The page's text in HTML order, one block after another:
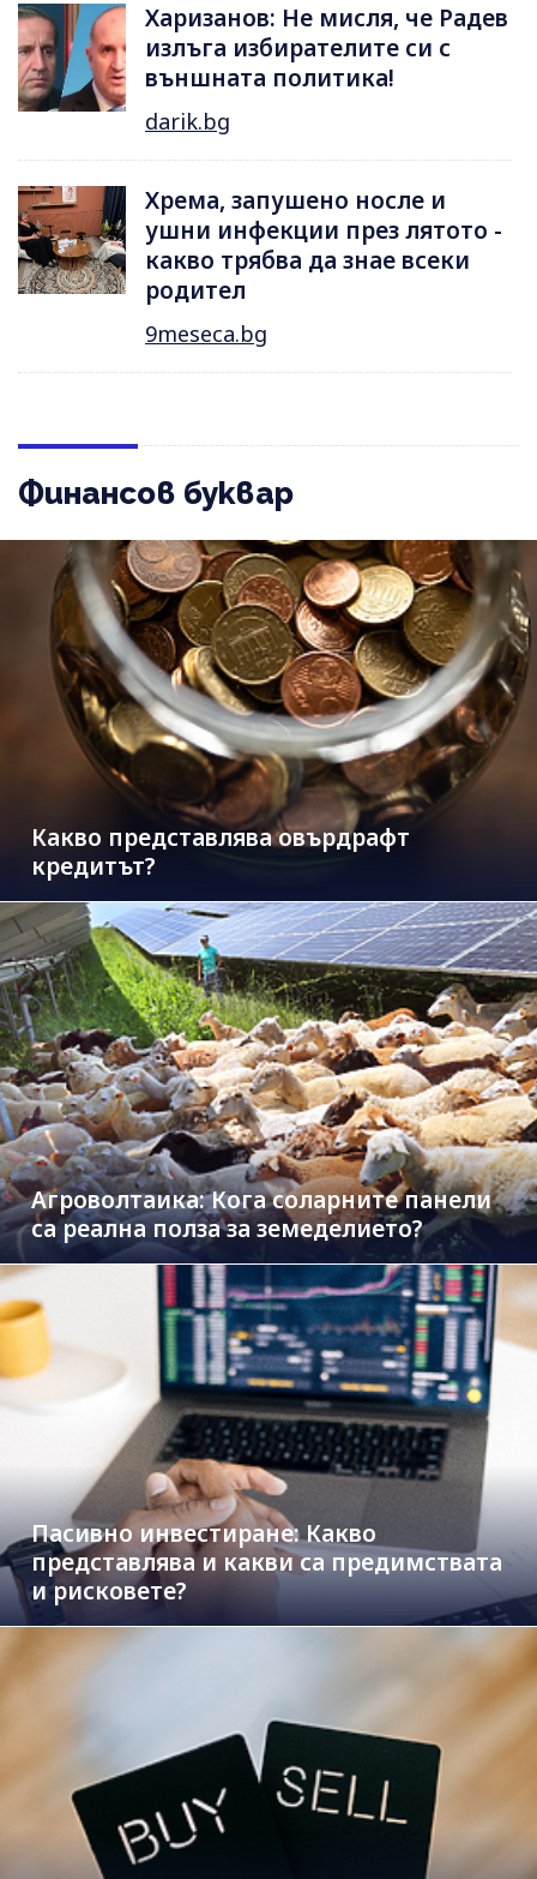
Харизанов: Не мисля, че Радев
излъга избирателите си с
външната политика!
darik.bg
Хрема, запушено носле и
ушни инфекции през лятотo -
какво трябва да знае всеки
родител
9meseca.bg
Финансов буквар
Какво представлява овърдрафт
кредитът?
Агроволтаика: Кога соларните панели
са реална полза за земеделието?
Пасивно инвестиране: Какво
представлява и какви са предимствата
и рисковете?